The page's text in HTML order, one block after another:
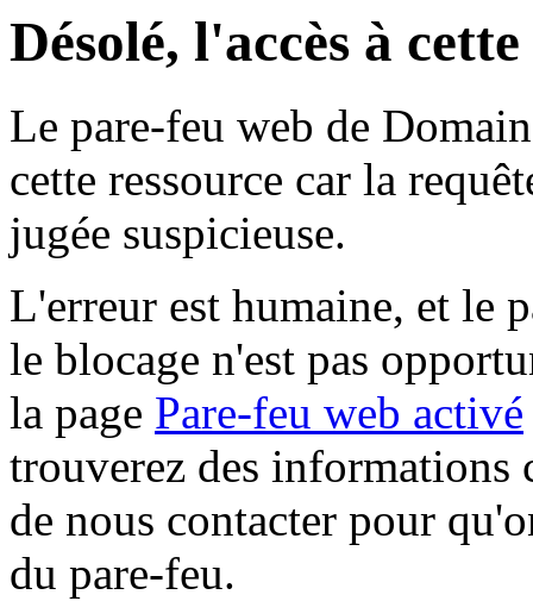
Désolé, l'accès à
Le pare-feu web de
cette ressource car la
jugée suspicieuse.
L'erreur est humaine, et le
le blocage n'est pas
la page Pare-feu web activé
trouverez des informations
de nous contacter pour
du pare-feu.